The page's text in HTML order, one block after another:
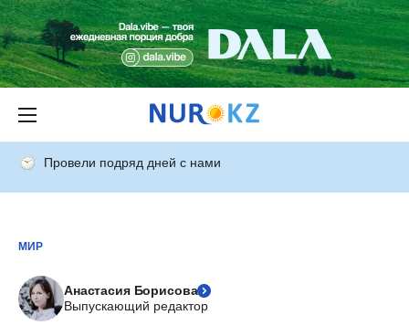
Провели подряд дней с нами
МИР
Анастасия Борисова
Выпускающий редактор